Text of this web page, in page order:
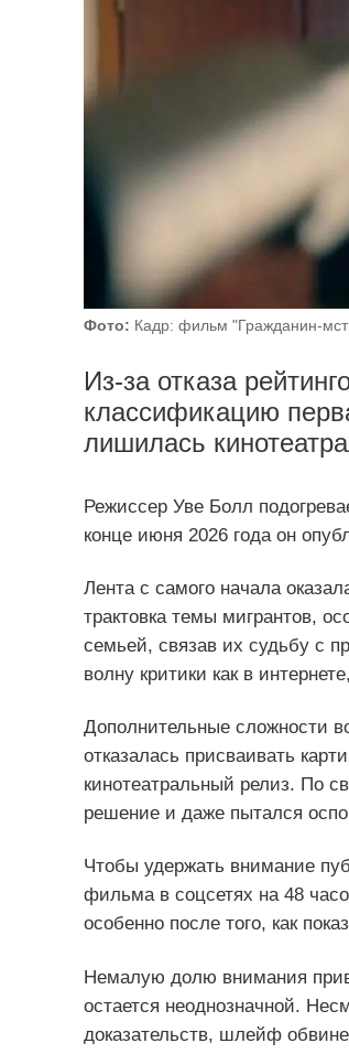
Фото: Кадр: фильм
Из‑за отказа
классификацию
лишилась
Режиссер Уве Болл
конце июня 2026 года он
Лента с самого начала
трактовка темы мигрантов,
семьей, связав их судьбу с
волну критики как в
Дополнительные сложности
отказалась присваивать
кинотеатральный релиз. По
решение и даже пытался
Чтобы удержать внимание
фильма в соцсетях на 48
особенно после того, как
Немалую долю внимания
остается неоднозначной.
доказательств, шлейф